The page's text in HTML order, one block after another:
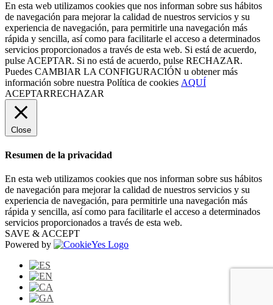
En esta web utilizamos cookies que nos informan sobre sus hábitos
de navegación para mejorar la calidad de nuestros servicios y su
experiencia de navegación, para permitirle una navegación más
rápida y sencilla, así como para facilitarle el acceso a determinados
servicios proporcionados a través de esta web. Si está de acuerdo,
pulse ACEPTAR. Si no está de acuerdo, pulse RECHAZAR.
Puedes CAMBIAR LA CONFIGURACIÓN u obtener más
información sobre nuestra Política de cookies AQUÍ
ACEPTARRECHAZAR
Close
Resumen de la privacidad
En esta web utilizamos cookies que nos informan sobre sus hábitos
de navegación para mejorar la calidad de nuestros servicios y su
experiencia de navegación, para permitirle una navegación más
rápida y sencilla, así como para facilitarle el acceso a determinados
servicios proporcionados a través de esta web.
SAVE & ACCEPT
Powered by